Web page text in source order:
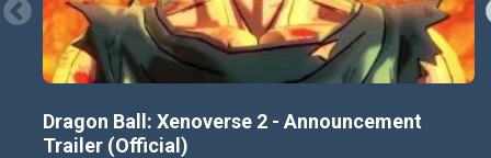
Dragon Ball: Xenoverse 2 - Announcement
Trailer (Official)